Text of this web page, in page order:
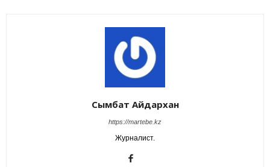
Сымбат Айдархан
https://martebe.kz
Журналист.